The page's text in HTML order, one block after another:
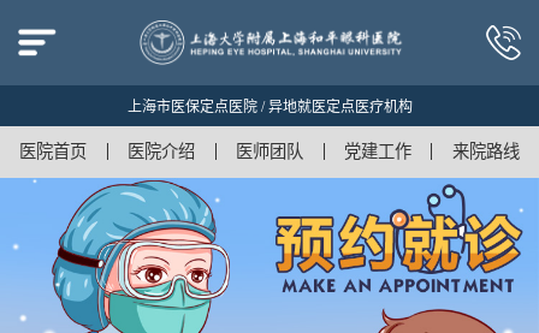
上海市医保定点医院 / 异地就医定点医疗机构
医院首页 医院介绍 医师团队 党建工作 来院路线